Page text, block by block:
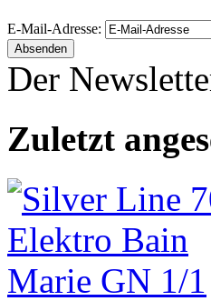
E-Mail-Adresse:
Der
Zuletzt